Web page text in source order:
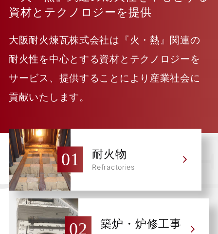
資材とテクノロジーを提供
大阪耐火煉瓦株式会社は『火・熱』関連の
耐火性を中心とする資材とテクノロジーを
サービス、提供することにより産業社会に
貢献いたします。
耐火物
Refractories
築炉・炉修工事